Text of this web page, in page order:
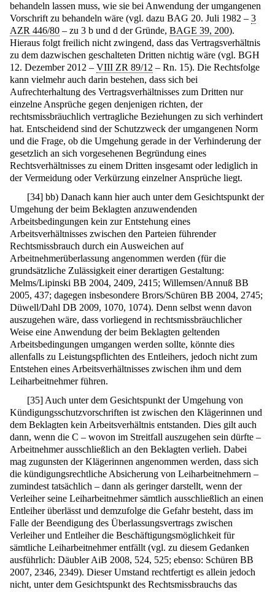
behandeln lassen muss, wie sie bei Anwendung der umgangenen
Vorschrift zu behandeln wäre (vgl. dazu BAG 20. Juli 1982 – 3
AZR 446/80 – zu 3 b und d der Gründe, BAGE 39, 200).
Hieraus folgt freilich nicht zwingend, dass das Vertragsverhältnis
zu dem dazwischen geschalteten Dritten nichtig wäre (vgl. BGH
12. Dezember 2012 – VIII ZR 89/12 – Rn. 15). Die Rechtsfolge
kann vielmehr auch darin bestehen, dass sich bei
Aufrechterhaltung des Vertragsverhältnisses zum Dritten nur
einzelne Ansprüche gegen denjenigen richten, der
rechtsmissbräuchlich vertragliche Beziehungen zu sich verhindert
hat. Entscheidend sind der Schutzzweck der umgangenen Norm
und die Frage, ob die Umgehung gerade in der Verhinderung der
gesetzlich an sich vorgesehenen Begründung eines
Rechtsverhältnisses zu einem Dritten insgesamt oder lediglich in
der Vermeidung oder Verkürzung einzelner Ansprüche liegt.
[34] bb) Danach kann hier auch unter dem Gesichtspunkt der
Umgehung der beim Beklagten anzuwendenden
Arbeitsbedingungen kein zur Entstehung eines
Arbeitsverhältnisses zwischen den Parteien führender
Rechtsmissbrauch durch ein Ausweichen auf
Arbeitnehmerüberlassung angenommen werden (für die
grundsätzliche Zulässigkeit einer derartigen Gestaltung:
Melms/Lipinski BB 2004, 2409, 2415; Willemsen/Annuß BB
2005, 437; dagegen insbesondere Brors/Schüren BB 2004, 2745;
Düwell/Dahl DB 2009, 1070, 1074). Denn selbst wenn davon
auszugehen wäre, dass vorliegend in rechtsmissbräuchlicher
Weise eine Anwendung der beim Beklagten geltenden
Arbeitsbedingungen umgangen werden sollte, könnte dies
allenfalls zu Leistungspflichten des Entleihers, jedoch nicht zum
Entstehen eines Arbeitsverhältnisses zwischen ihm und dem
Leiharbeitnehmer führen.
[35] Auch unter dem Gesichtspunkt der Umgehung von
Kündigungsschutzvorschriften ist zwischen den Klägerinnen und
dem Beklagten kein Arbeitsverhältnis entstanden. Dies gilt auch
dann, wenn die C – wovon im Streitfall auszugehen sein dürfte –
Arbeitnehmer ausschließlich an den Beklagten verlieh. Dabei
mag zugunsten der Klägerinnen angenommen werden, dass sich
die kündigungsrechtliche Absicherung von Leiharbeitnehmern –
zumindest tatsächlich – dann als geringer darstellt, wenn der
Verleiher seine Leiharbeitnehmer sämtlich ausschließlich an einen
Entleiher überlässt und demzufolge die Gefahr besteht, dass im
Falle der Beendigung des Überlassungsvertrags zwischen
Verleiher und Entleiher die Beschäftigungsmöglichkeit für
sämtliche Leiharbeitnehmer entfällt (vgl. zu diesem Gedanken
ausführlich: Däubler AiB 2008, 524, 525; ebenso: Schüren BB
2007, 2346, 2349). Dieser Umstand rechtfertigt es allein jedoch
nicht, unter dem Gesichtspunkt des Rechtsmissbrauchs das